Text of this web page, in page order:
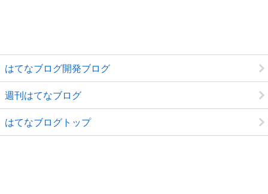
はてなブログ開発ブログ
週刊はてなブログ
はてなブログトップ